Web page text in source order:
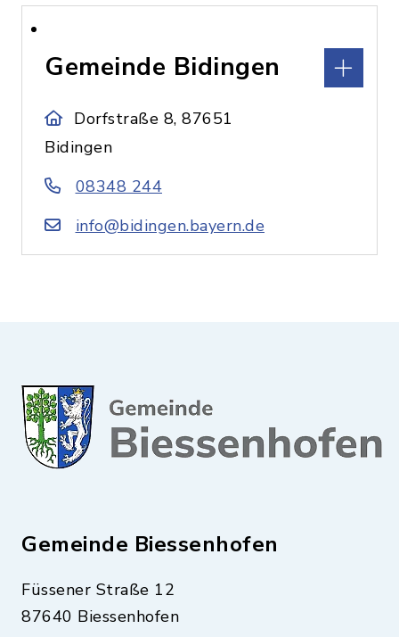
Gemeinde Bidingen
Dorfstraße 8, 87651
Bidingen
08348 244
info@bidingen.bayern.de
Gemeinde Biessenhofen
Füssener Straße 12
87640 Biessenhofen